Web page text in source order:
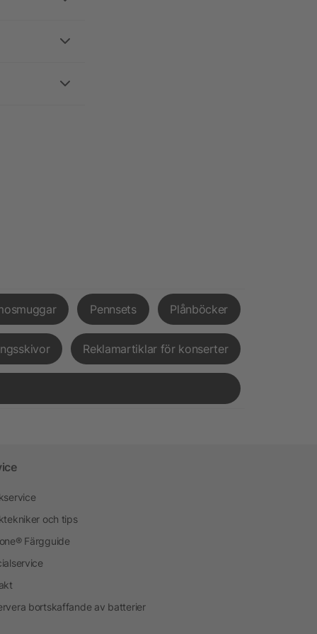
Pennsets Plånböcker
Reklamartiklar för konserter
och tips
Färgguide
bortskaffande av batterier